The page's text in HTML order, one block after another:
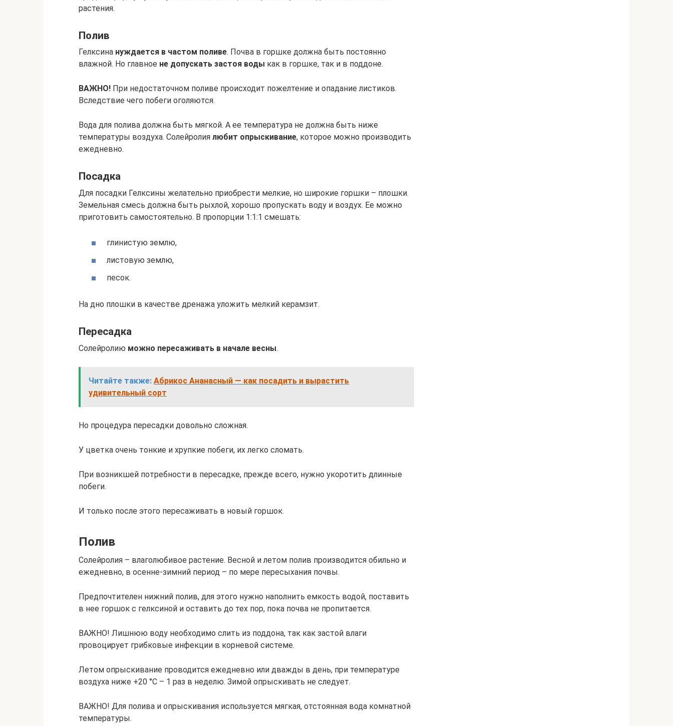
растения.
Полив
Гелксина нуждается в частом поливе. Почва в горшке должна быть постоянно
влажной. Но главное не допускать застоя воды как в горшке, так и в поддоне.
ВАЖНО! При недостаточном поливе происходит пожелтение и опадание листиков.
Вследствие чего побеги оголяются.
Вода для полива должна быть мягкой. А ее температура не должна быть ниже
температуры воздуха. Солейролия любит опрыскивание, которое можно производить
ежедневно.
Посадка
Для посадки Гелксины желательно приобрести мелкие, но широкие горшки – плошки.
Земельная смесь должна быть рыхлой, хорошо пропускать воду и воздух. Ее можно
приготовить самостоятельно. В пропорции 1:1:1 смешать:
глинистую землю,
листовую землю,
песок.
На дно плошки в качестве дренажа уложить мелкий керамзит.
Пересадка
Солейролию можно пересаживать в начале весны.
Читайте также: Абрикос Ананасный — как посадить и вырастить
удивительный сорт
Но процедура пересадки довольно сложная.
У цветка очень тонкие и хрупкие побеги, их легко сломать.
При возникшей потребности в пересадке, прежде всего, нужно укоротить длинные
побеги.
И только после этого пересаживать в новый горшок.
Полив
Солейролия – влаголюбивое растение. Весной и летом полив производится обильно и
ежедневно, в осенне-зимний период – по мере пересыхания почвы.
Предпочтителен нижний полив, для этого нужно наполнить емкость водой, поставить
в нее горшок с гелксиной и оставить до тех пор, пока почва не пропитается.
ВАЖНО! Лишнюю воду необходимо слить из поддона, так как застой влаги
провоцирует грибковые инфекции в корневой системе.
Летом опрыскивание проводится ежедневно или дважды в день, при температуре
воздуха ниже +20 °C – 1 раз в неделю. Зимой опрыскивать не следует.
ВАЖНО! Для полива и опрыскивания используется мягкая, отстоянная вода комнатной
температуры.